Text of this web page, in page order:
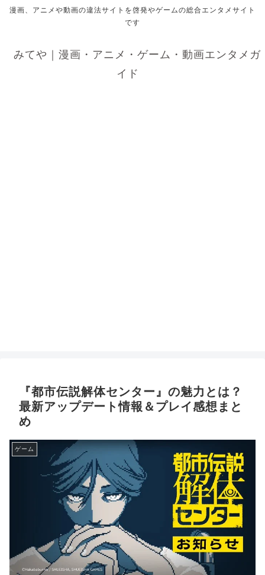
漫画、アニメや動画の違法サイトを啓発やゲームの総合エンタメサイト
です
みてや｜漫画・アニメ・ゲーム・動画エンタメガ
イド
『都市伝説解体センター』の魅力とは？
最新アップデート情報＆プレイ感想まと
め
ゲーム